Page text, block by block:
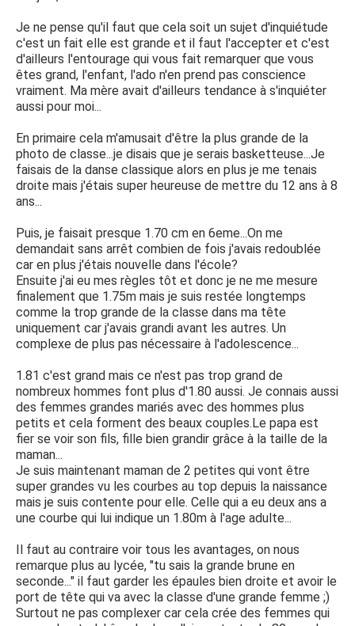
Je ne pense qu'il faut que cela soit un sujet d'inquiétude
c'est un fait elle est grande et il faut l'accepter et c'est
d'ailleurs l'entourage qui vous fait remarquer que vous
êtes grand, l'enfant, l'ado n'en prend pas conscience
vraiment. Ma mère avait d'ailleurs tendance à s'inquiéter
aussi pour moi...
En primaire cela m'amusait d'être la plus grande de la
photo de classe...je disais que je serais basketteuse...Je
faisais de la danse classique alors en plus je me tenais
droite mais j'étais super heureuse de mettre du 12 ans à 8
ans...
Puis, je faisait presque 1.70 cm en 6eme...On me
demandait sans arrêt combien de fois j'avais redoublée
car en plus j'étais nouvelle dans l'école?
Ensuite j'ai eu mes règles tôt et donc je ne me mesure
finalement que 1.75m mais je suis restée longtemps
comme la trop grande de la classe dans ma tête
uniquement car j'avais grandi avant les autres. Un
complexe de plus pas nécessaire à l'adolescence...
1.81 c'est grand mais ce n'est pas trop grand de
nombreux hommes font plus d'1.80 aussi. Je connais aussi
des femmes grandes mariés avec des hommes plus
petits et cela forment des beaux couples.Le papa est
fier se voir son fils, fille bien grandir grâce à la taille de la
maman...
Je suis maintenant maman de 2 petites qui vont être
super grandes vu les courbes au top depuis la naissance
mais je suis contente pour elle. Celle qui a eu deux ans a
une courbe qui lui indique un 1.80m à l'age adulte...
Il faut au contraire voir tous les avantages, on nous
remarque plus au lycée, "tu sais la grande brune en
seconde..." il faut garder les épaules bien droite et avoir le
port de tête qui va avec la classe d'une grande femme ;)
Surtout ne pas complexer car cela crée des femmes qui